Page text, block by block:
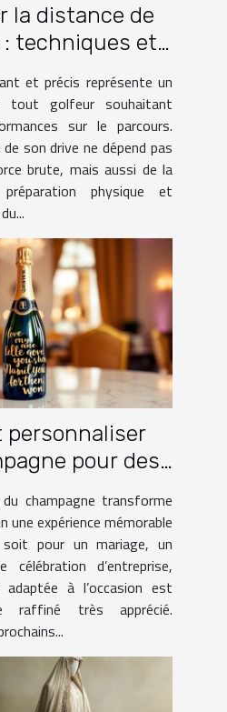
la distance de
techniques et
et précis représente un
tout golfeur souhaitant
sur le parcours.
son drive ne dépend pas
brute, mais aussi de la
physique et
personnaliser
pour des
champagne transforme
une expérience mémorable
pour un mariage, un
célébration d’entreprise,
à l’occasion est
raffiné très apprécié.